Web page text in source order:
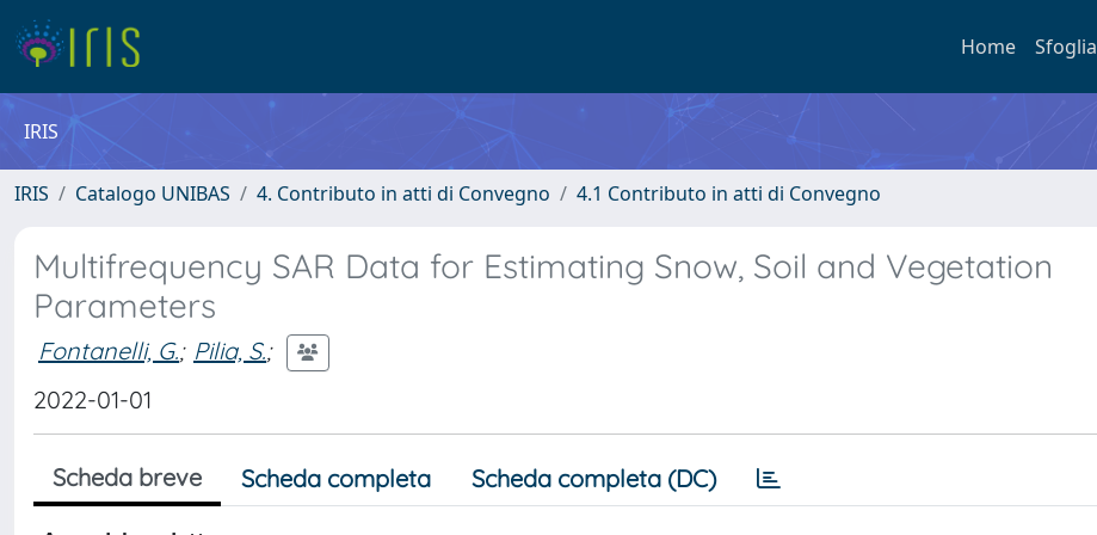
Home Sfoglia
IRIS
IRIS Catalogo UNIBAS 4. Contributo in atti di Convegno 4.1 Contributo in atti di Convegno
Multifrequency SAR Data for Estimating Snow, Soil and Vegetation
Parameters
Fontanelli, G.; Pilia, S.;
2022-01-01
Scheda breve Scheda completa Scheda completa (DC)